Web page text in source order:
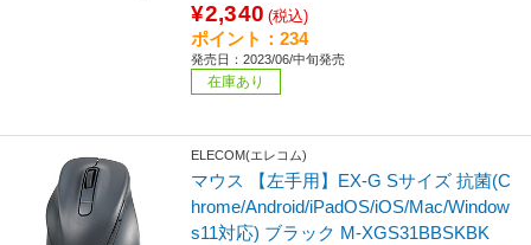
¥2,340 (税込)
ポイント：234
発売日：2023/06/中旬発売
在庫あり
ELECOM(エレコム)
マウス 【左手用】EX-G Sサイズ 抗菌(C
hrome/Android/iPadOS/iOS/Mac/Window
s11対応) ブラック M-XGS31BBSKBK